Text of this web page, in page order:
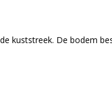
kuststreek. De bodem